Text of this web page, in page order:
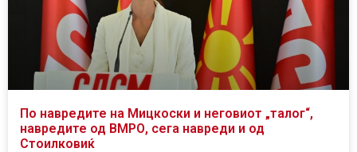
По навредите на Мицкоски и неговиот „талог“,
навредите од ВМРО, сега навреди и од
Стоилковиќ